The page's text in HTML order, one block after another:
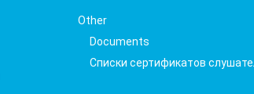
Other
Documents
Списки сертификатов